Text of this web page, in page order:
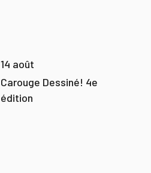
14 août
Carouge Dessiné! 4e
édition